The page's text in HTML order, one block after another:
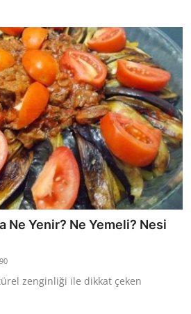
Ne Yenir? Ne Yemeli? Nesi
zenginliği ile dikkat çeken